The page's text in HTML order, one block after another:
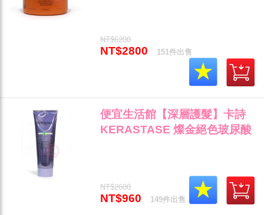
NT$6200
NT$2800 151件出售
便宜生活館【深層護髮】卡詩
KERASTASE 燦金絕色玻尿酸
NT$2600
NT$960 149件出售